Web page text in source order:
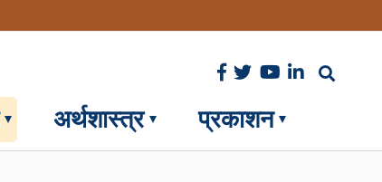
अर्थशास्त्र प्रकाशन